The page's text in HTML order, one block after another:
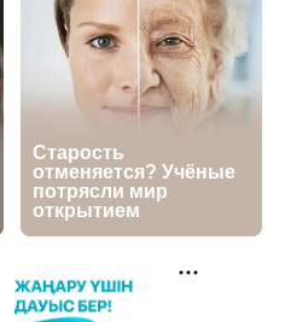
Предлагаем обзор
августа
направил телеграмму
и близким Халық
об открытии своей